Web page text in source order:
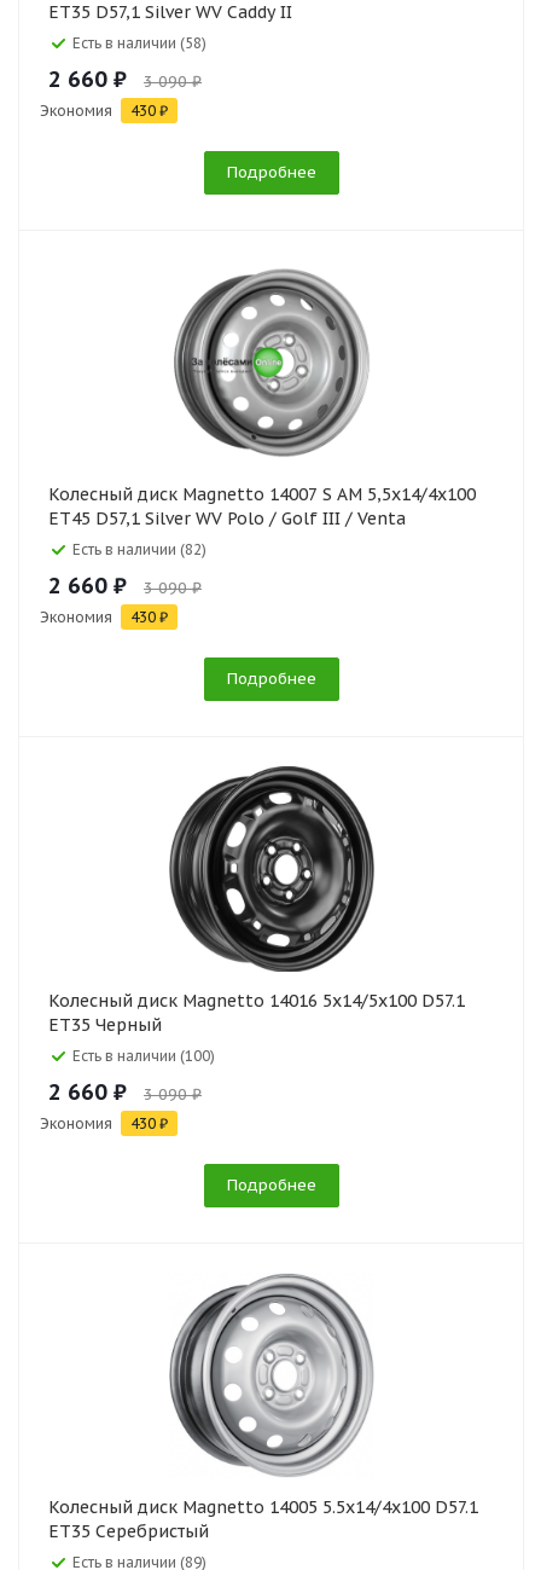
ET35 D57,1 Silver WV Caddy II
Есть в наличии (58)
2 660 ₽ 3 090 ₽
Экономия 430 ₽
Подробнее
Колесный диск Magnetto 14007 S AM 5,5x14/4x100
ET45 D57,1 Silver WV Polo / Golf III / Venta
Есть в наличии (82)
2 660 ₽ 3 090 ₽
Экономия 430 ₽
Подробнее
Колесный диск Magnetto 14016 5x14/5x100 D57.1
ET35 Черный
Есть в наличии (100)
2 660 ₽ 3 090 ₽
Экономия 430 ₽
Подробнее
Колесный диск Magnetto 14005 5.5x14/4x100 D57.1
ET35 Серебристый
Есть в наличии (89)